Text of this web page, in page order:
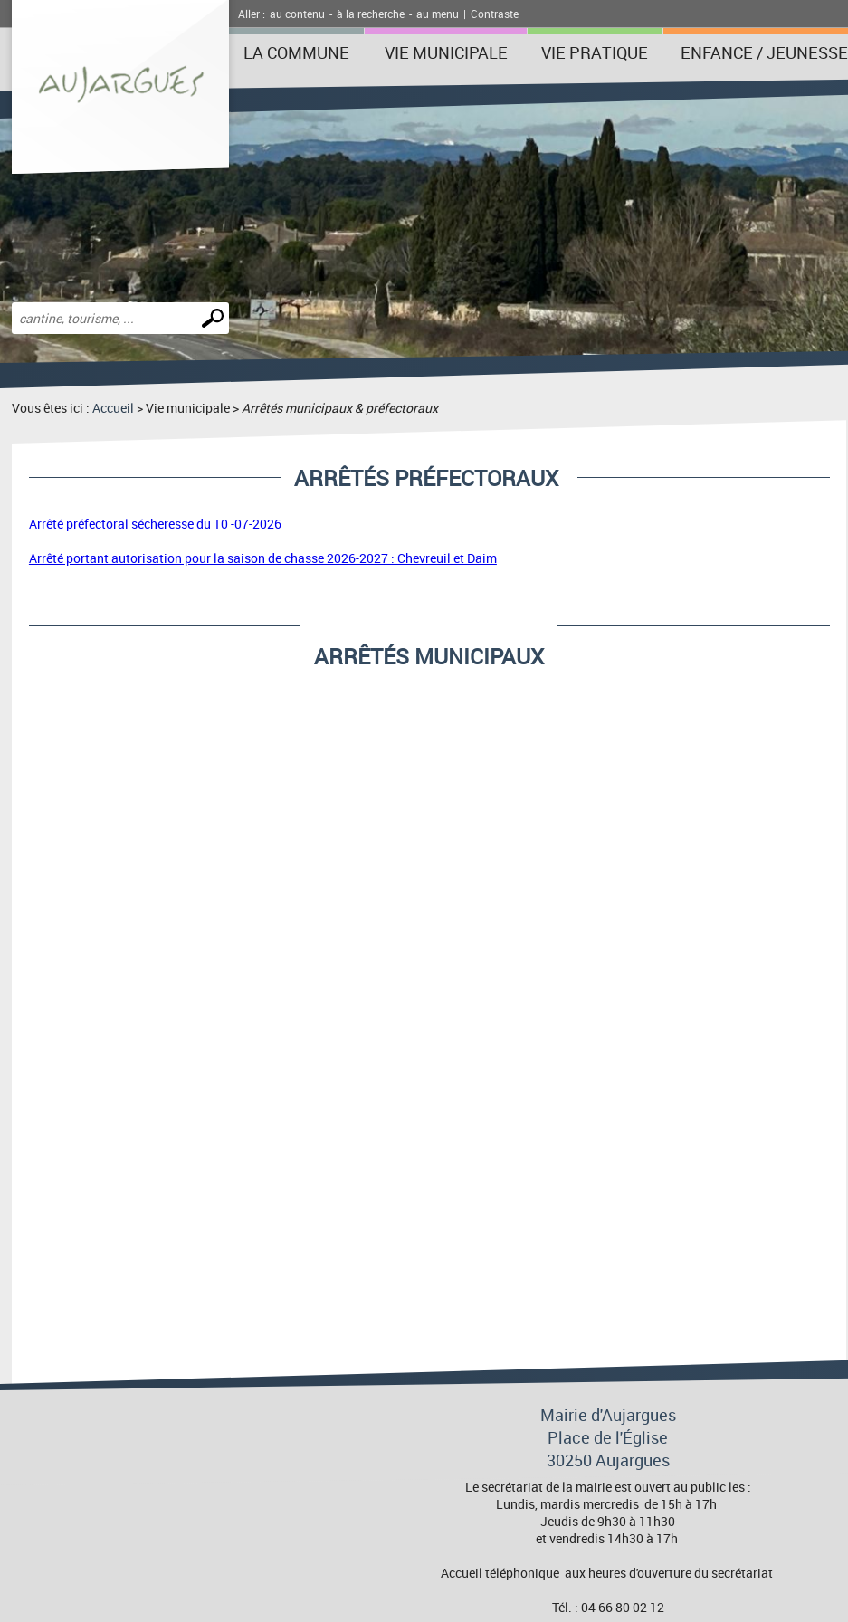
Aller : au contenu - à la recherche - au menu | Contraste
LA COMMUNE VIE MUNICIPALE VIE PRATIQUE ENFANCE / JEUNESSE
Effectuer
une
recherche
Vous êtes ici :Accueil > Vie municipale >Arrêtés municipaux & préfectoraux
ARRÊTÉS PRÉFECTORAUX
Arrêté préfectoral sécheresse du 10 -07-2026
Arrêté portant autorisation pour la saison de chasse 2026-2027 : Chevreuil et Daim
ARRÊTÉS MUNICIPAUX
Mairie d'Aujargues
Place de l'Église
30250 Aujargues
Le secrétariat de la mairie est ouvert au public les :
Lundis, mardis mercredis de 15h à 17h
Jeudis de 9h30 à 11h30
et vendredis 14h30 à 17h
Accueil téléphonique aux heures d'ouverture du secrétariat
Tél. : 04 66 80 02 12